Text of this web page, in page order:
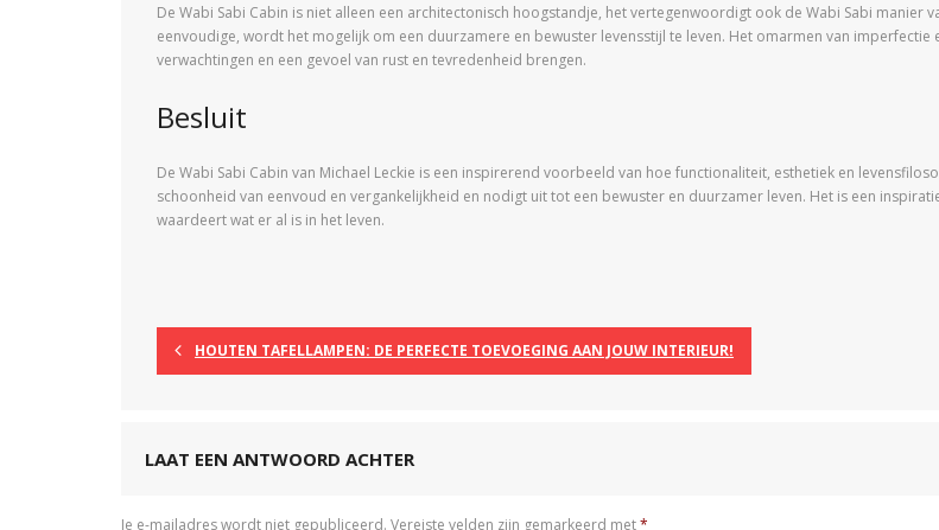
De Wabi Sabi Cabin is niet alleen een architectonisch hoogstandje, het vertegenwoordigt ook de Wabi Sabi manier
eenvoudige, wordt het mogelijk om een duurzamere en bewuster levensstijl te leven. Het omarmen van
verwachtingen en een gevoel van rust en tevredenheid brengen.
Besluit
De Wabi Sabi Cabin van Michael Leckie is een inspirerend voorbeeld van hoe functionaliteit, esthetiek en
schoonheid van eenvoud en vergankelijkheid en nodigt uit tot een bewuster en duurzamer leven. Het is een
waardeert wat er al is in het leven.
HOUTEN TAFELLAMPEN: DE PERFECTE TOEVOEGING AAN JOUW INTERIEUR!
LAAT EEN ANTWOORD ACHTER
Je e-mailadres wordt niet gepubliceerd. Vereiste velden zijn gemarkeerd met*